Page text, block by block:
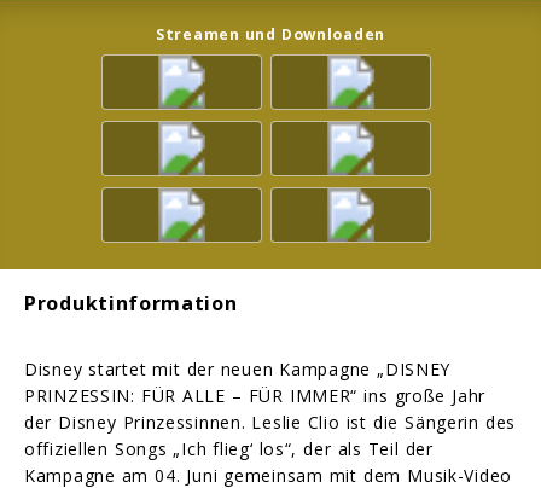
Streamen und Downloaden
Produktinformation
Disney startet mit der neuen Kampagne „DISNEY
PRINZESSIN: FÜR ALLE – FÜR IMMER“ ins große Jahr
der Disney Prinzessinnen. Leslie Clio ist die Sängerin des
offiziellen Songs „Ich flieg‘ los“, der als Teil der
Kampagne am 04. Juni gemeinsam mit dem Musik-Video